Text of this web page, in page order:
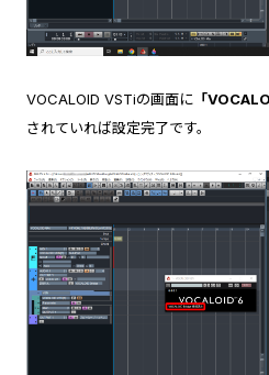
VOCALOID VSTiの画面に「
されていれば設定完了です。